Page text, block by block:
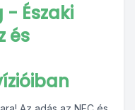
- Északi
és